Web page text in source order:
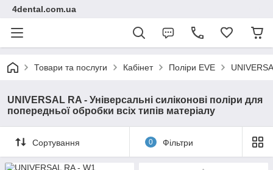
4dental.com.ua
Товари та послуги Кабінет Поліри EVE
UNIVERSAL RA - Універсальні силіконові поліри для
попередньої обробки всіх типів матеріалу
Сортування 0 Фільтри